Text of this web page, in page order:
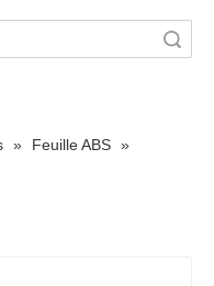
» Feuille ABS »